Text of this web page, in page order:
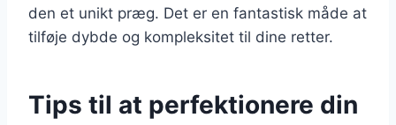
den et unikt præg. Det er en fantastisk måde at
tilføje dybde og kompleksitet til dine retter.
Tips til at perfektionere din